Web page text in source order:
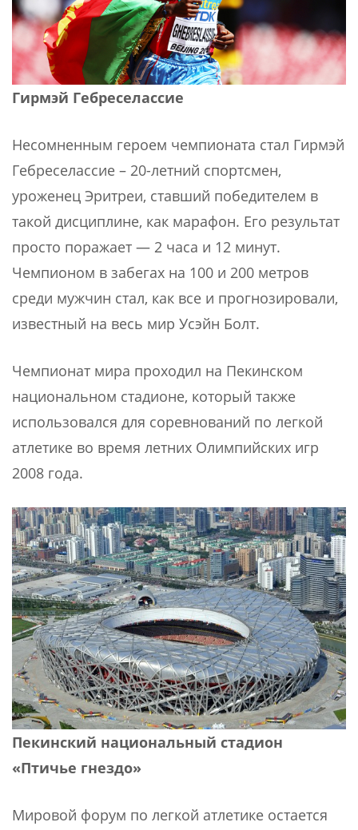
Гирмэй Гебреселассие
Несомненным героем чемпионата стал Гирмэй
Гебреселассие – 20-летний спортсмен,
уроженец Эритреи, ставший победителем в
такой дисциплине, как марафон. Его результат
просто поражает — 2 часа и 12 минут.
Чемпионом в забегах на 100 и 200 метров
среди мужчин стал, как все и прогнозировали,
известный на весь мир Усэйн Болт.
Чемпионат мира проходил на Пекинском
национальном стадионе, который также
использовался для соревнований по легкой
атлетике во время летних Олимпийских игр
2008 года.
Пекинский национальный стадион
«Птичье гнездо»
Мировой форум по легкой атлетике остается